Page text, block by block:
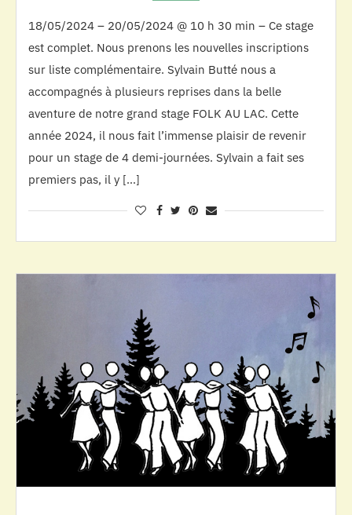
18/05/2024 – 20/05/2024 @ 10 h 30 min – Ce stage
est complet. Nous prenons les nouvelles inscriptions
sur liste complémentaire. Sylvain Butté nous a
accompagnés à plusieurs reprises dans la belle
aventure de notre grand stage FOLK AU LAC. Cette
année 2024, il nous fait l’immense plaisir de revenir
pour un stage de 4 demi-journées. Sylvain a fait ses
premiers pas, il y […]